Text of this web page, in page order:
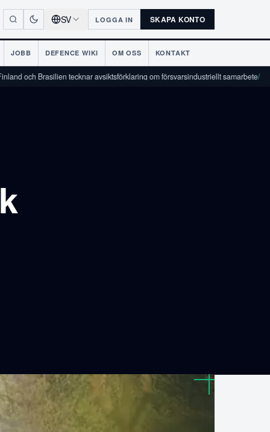
SV LOGGA IN SKAPA KONTO
JOBB DEFENCE WIKI OM OSS KONTAKT
Brasilien tecknar avsiktsförklaring om försvarsindustriellt samarbete/